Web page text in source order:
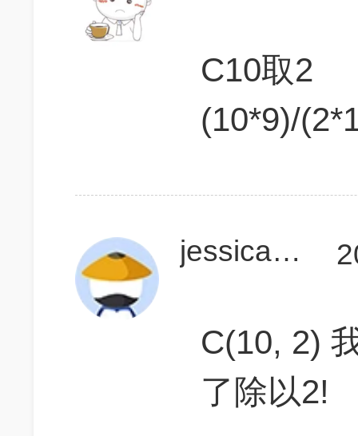
C10取2
(10*9)/
jessicayyt
C(10, 2)
了除以2!